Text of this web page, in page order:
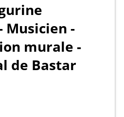
Musicien -
murale -
de Bastar